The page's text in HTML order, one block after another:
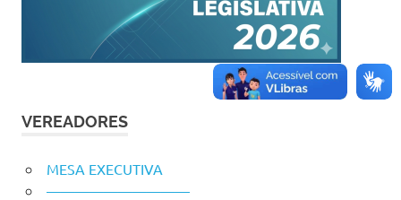
VEREADORES
MESA EXECUTIVA
——————————